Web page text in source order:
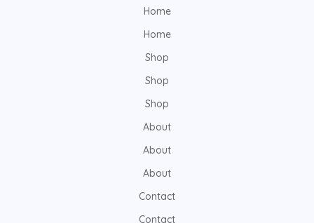
Home
Home
Shop
Shop
Shop
About
About
About
Contact
Contact